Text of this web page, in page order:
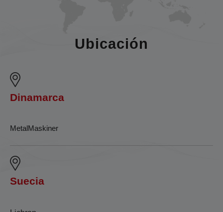
Ubicación
Dinamarca
MetalMaskiner
Suecia